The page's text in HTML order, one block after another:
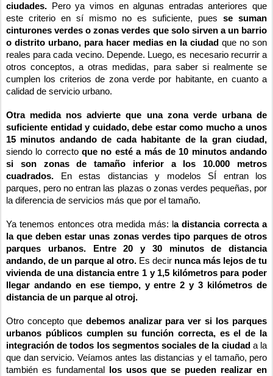
ciudades.
Pero ya vimos en algunas entradas anteriores que
este criterio en sí mismo no es suficiente, pues se suman
cinturones verdes o zonas verdes que solo sirven a un barrio
o distrito urbano, para hacer medias en la ciudad que no son
reales para cada vecino. Depende. Luego, es necesario recurrir a
otros conceptos, a otras medidas, para saber si realmente se
cumplen los criterios de zona verde por habitante, en cuanto a
calidad de servicio urbano.
Otra medida nos advierte que una zona verde urbana de
suficiente entidad y cuidado, debe estar como mucho a unos
15 minutos andando de cada habitante de la gran ciudad,
siendo lo correctoque no esté a más de 10 minutos andando
si son zonas de tamaño inferior a los 10.000 metros
cuadrados. En estas distancias y modelos SÍ entran los
parques, pero no entran las plazas o zonas verdes pequeñas, por
la diferencia de servicios más que por el tamaño.
Ya tenemos entonces otra medida más: l a distancia correcta a
la que deben estar unas zonas verdes tipo parques de otros
parques urbanos. Entre 20 y 30 minutos de distancia
andando, de un parque al otro. Es decir nunca más lejos de tu
vivienda de una distancia entre 1 y 1,5 kilómetros para poder
llegar andando en ese tiempo, y entre 2 y 3 kilómetros de
distancia de un parque al otroj.
Otro concepto que debemos analizar para ver si los parques
urbanos públicos cumplen su función correcta, es el de la
integración de todos los segmentos sociales de la ciudad a la
que dan servicio. Veíamos antes las distancias y el tamaño, pero
también es fundamental
los usos que se pueden realizar en